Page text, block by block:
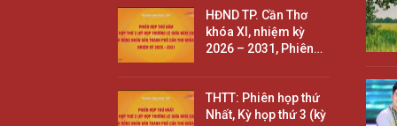
HĐND TP. Cần Thơ
khóa XI, nhiệm kỳ
2026 – 2031, Phiên…
THTT: Phiên họp thứ
Nhất, Kỳ họp thứ 3 (kỳ